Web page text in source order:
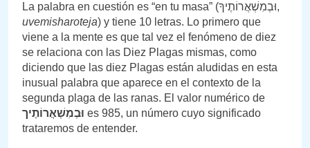
La palabra en cuestión es “en tu masa” (וּבְמִשְׁאֲרוֹתֶיךָ,
uvemisharoteja) y tiene 10 letras. Lo primero que
viene a la mente es que tal vez el fenómeno de diez
se relaciona con las Diez Plagas mismas, como
diciendo que las diez Plagas están aludidas en esta
inusual palabra que aparece en el contexto de la
segunda plaga de las ranas. El valor numérico de
וּבְמִשְׁאֲרוֹתֶיך es 985, un número cuyo significado
trataremos de entender.